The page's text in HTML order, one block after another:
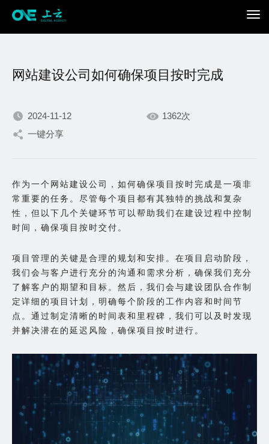
只为在数字世界打造更加
出色的你。
网站建设公司如何确保项目按时完成
2024-11-12
1362次
一键分享
作为一个网站建设公司，如何确保项目按时完成是一项非
常重要的任务。尽管每个项目都有其独特的挑战和复杂
性，但以下几个关键环节可以帮助我们在建设过程中控制
时间，确保项目按时交付。
项目管理的关键是合理的规划和安排。在项目启动阶段，
我们会与客户进行充分的沟通和需求分析，确保我们充分
了解客户的期望和目标。然后，我们会与建设团队合作制
定详细的项目计划，明确每个阶段的工作内容和时间节
点。通过制定清晰的时间表和里程碑，我们可以及时发现
并解决潜在的延迟风险，确保项目按时进行。